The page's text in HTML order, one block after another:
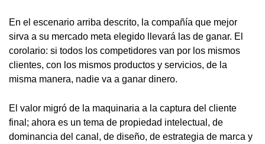
En el escenario arriba descrito, la compañía que mejor
sirva a su mercado meta elegido llevará las de ganar. El
corolario: si todos los competidores van por los mismos
clientes, con los mismos productos y servicios, de la
misma manera, nadie va a ganar dinero.
El valor migró de la maquinaria a la captura del cliente
final; ahora es un tema de propiedad intelectual, de
dominancia del canal, de diseño, de estrategia de marca y